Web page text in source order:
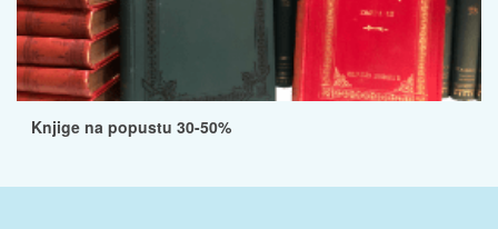
Knjige na popustu 30-50%